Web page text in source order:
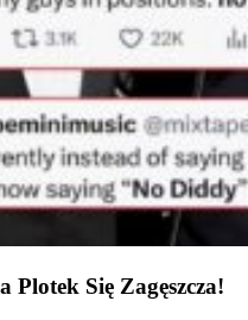
Plotek Się Zagęszcza!